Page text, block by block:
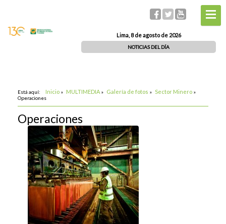
Lima, 8 de agosto de 2026
NOTICIAS DEL DÍA
Está aquí: Inicio » MULTIMEDIA » Galería de fotos » Sector Minero »
Operaciones
Operaciones